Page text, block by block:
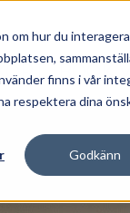
om hur du
finns i vår
respektera dina
Godkänn
BOOK